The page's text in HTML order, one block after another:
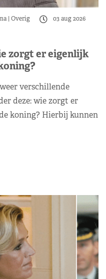
Overig
03 aug 2026
zorgt er eigenlijk
verschillende
deze: wie zorgt er
koning? Hierbij kunnen